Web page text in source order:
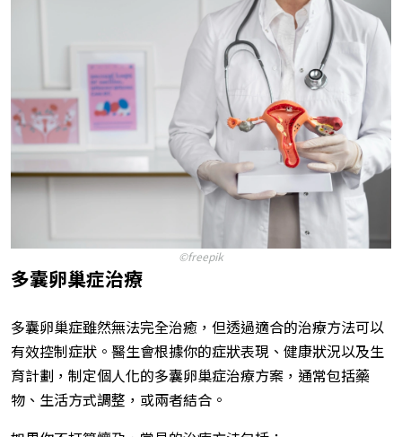
©freepik
多囊卵巢症治療
多囊卵巢症雖然無法完全治癒，但透過適合的治療方法可以
有效控制症狀。醫生會根據你的症狀表現、健康狀況以及生
育計劃，制定個人化的多囊卵巢症治療方案，通常包括藥
物、生活方式調整，或兩者結合。